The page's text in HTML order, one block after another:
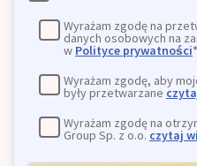
Wyrażam zgodę na
danych osobowych na
w Polityce prywatności*
Wyrażam zgodę, aby
były przetwarzane
Wyrażam zgodę na
Group Sp. z o.o. czytaj